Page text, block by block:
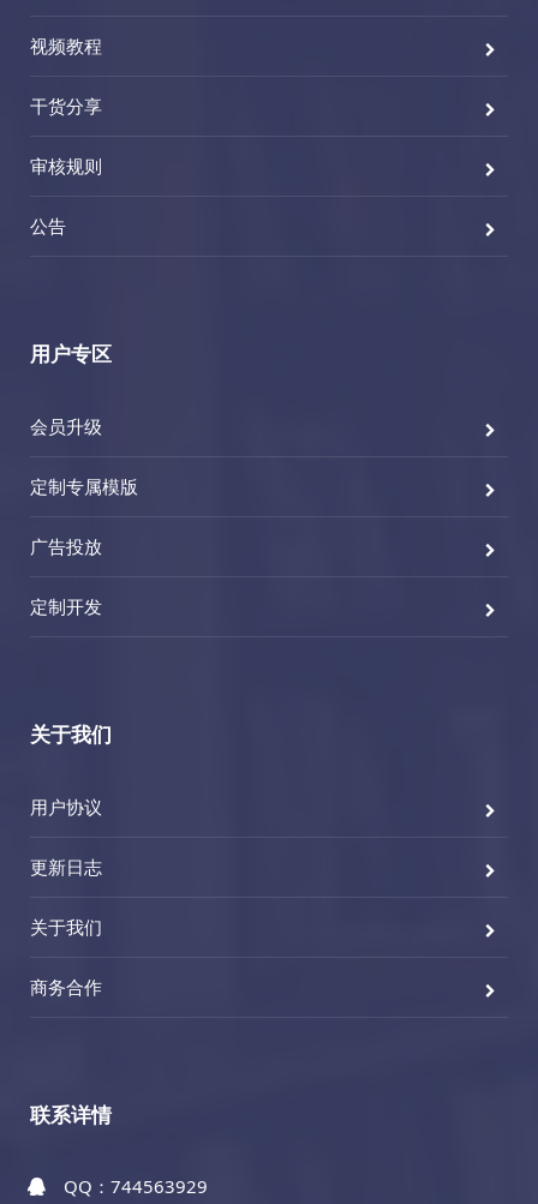
视频教程
干货分享
审核规则
公告
用户专区
会员升级
定制专属模版
广告投放
定制开发
关于我们
用户协议
更新日志
关于我们
商务合作
联系详情
QQ：744563929